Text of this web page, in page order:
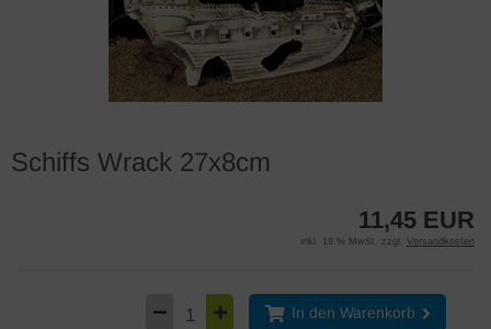
Schiffs Wrack 27x8cm
11,45 EUR
inkl. 19 % MwSt. zzgl. Versandkosten
In den Warenkorb